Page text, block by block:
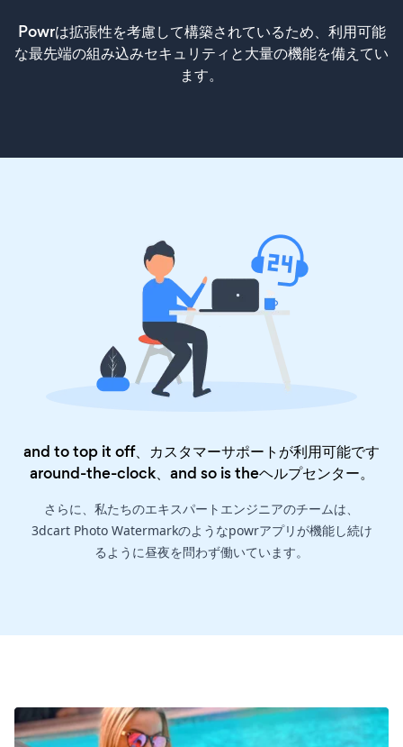
Powrは拡張性を考慮して構築されているため、利用可能
な最先端の組み込みセキュリティと大量の機能を備えてい
ます。
and to top it off、カスタマーサポートが利用可能です
around-the-clock、and so is theヘルプセンター。
さらに、私たちのエキスパートエンジニアのチームは、
3dcart Photo Watermarkのようなpowrアプリが機能し続け
るように昼夜を問わず働いています。